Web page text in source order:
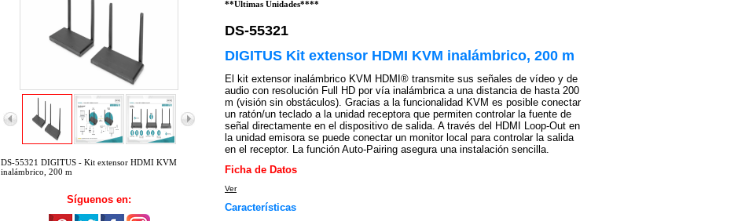
DS-55321 DIGITUS - Kit extensor HDMI KVM
inalámbrico, 200 m
Síguenos en:
**Ultimas Unidades****
DS-55321
DIGITUS Kit extensor HDMI KVM inalámbrico, 200 m
El kit extensor inalámbrico KVM HDMI® transmite sus señales de vídeo y de
audio con resolución Full HD por vía inalámbrica a una distancia de hasta 200
m (visión sin obstáculos). Gracias a la funcionalidad KVM es posible conectar
un ratón/un teclado a la unidad receptora que permiten controlar la fuente de
señal directamente en el dispositivo de salida. A través del HDMI Loop-Out en
la unidad emisora se puede conectar un monitor local para controlar la salida
en el receptor. La función Auto-Pairing asegura una instalación sencilla.
Ficha de Datos
Ver
Características